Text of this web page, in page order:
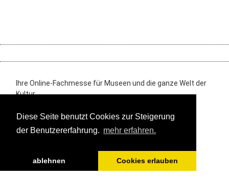
Diese Seite benutzt Cookies zur Steigerung
der Benutzererfahrung. mehr erfahren.
ablehnen Cookies erlauben
Ihre Online-Fachmesse für Museen und die ganze Welt der
Kultur
Impressum Datenschutz Media Daten
2019-2026 // museum.de